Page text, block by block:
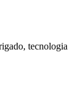
tecnologia